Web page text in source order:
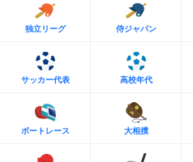
独立リーグ 侍ジャパン
サッカー代表 高校年代
ボートレース 大相撲